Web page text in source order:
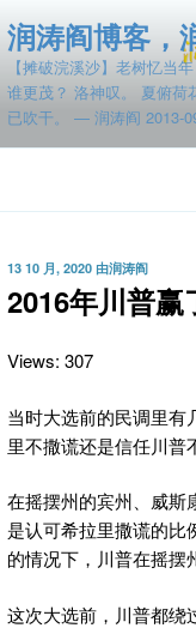
至
容
润涛阎博客，
【摊破浣溪沙】老树忆当
谁更茂？ 洛神叹。 夏俯荷
已吹干。 — 润涛阎 2013-
发
于
13 10 月, 2020 由润涛阎
2016年川普赢
Views: 307
当时大选前的民调里有
里不撒谎还是信任川普
在摇摆州的宾州、威斯
是认可希拉里撒谎的比
的情况下，川普在摇摆
这次大选前，川普都绕